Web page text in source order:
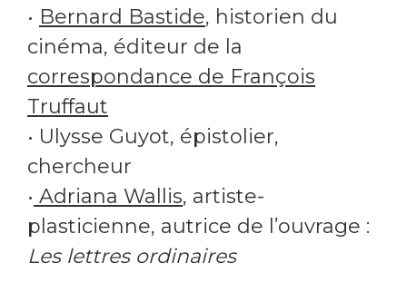
• Bernard Bastide, historien du
cinéma, éditeur de la
correspondance de François
Truffaut
• Ulysse Guyot, épistolier,
chercheur
• Adriana Wallis, artiste-
plasticienne, autrice de l’ouvrage :
Les lettres ordinaires